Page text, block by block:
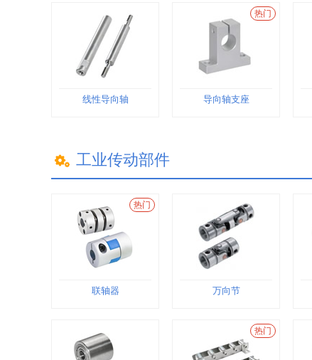
线性导向轴
热门
导向轴支座
工业传动部件
热门
联轴器 万向节
热门